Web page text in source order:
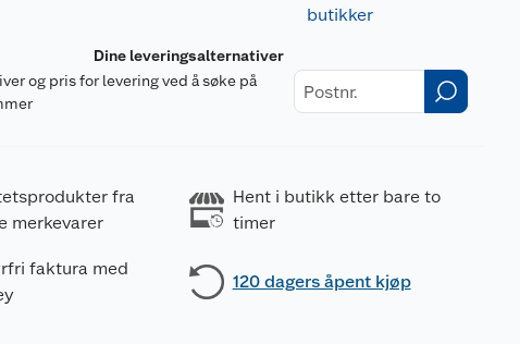
butikker
Dine leveringsalternativer
og pris for levering ved å søke på
fra
merkevarer
Hent i butikk etter bare to
timer
faktura med
120 dagers åpent kjøp